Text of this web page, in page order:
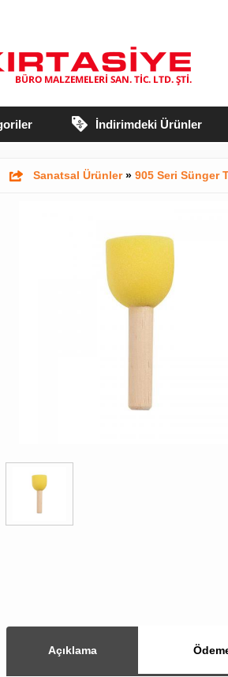
İndirimdeki Ürünler
Sanatsal Ürünler» 905 Seri Sünger
Açıklama